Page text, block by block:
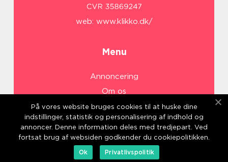
web: www.klikko.dk/
Menu
Annoncering
Om os
Cookies
Kontakt os
Sitemap
På vores website bruges cookies til at huske dine
indstillinger, statistik og personalisering af indhold og
annoncer. Denne information deles med tredjepart. Ved
fortsat brug af websiden godkender du cookiepolitikken.
Ok
Privatlivspolitik